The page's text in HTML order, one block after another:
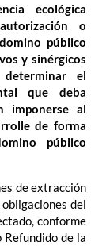
ecológica
o
público
y sinérgicos
el
que deba
imponerse al
de forma
público
de extracción
del
conforme
de la